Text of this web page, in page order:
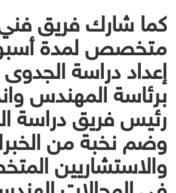
كما شارك فريق
متخصص لمدة
إعداد دراسة الجدوى
برئاسة المهندس
رئيس فريق دراسة
وضم نخبة من
والاستشاريين
في المجالات